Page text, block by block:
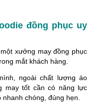
đồng phục uy
xưởng may đồng phục
mắt khách hàng.
ngoài chất lượng áo
may tốt cần có năng lực
chóng, đúng hẹn.